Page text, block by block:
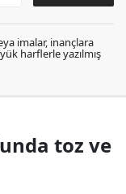
imalar, inançlara
harflerle yazılmış
toz ve